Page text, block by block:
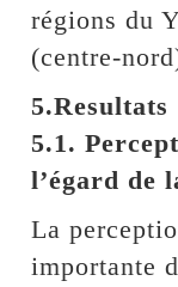
régions du
(centre-
5.Resultats
5.1.
l’égard de
La
importante